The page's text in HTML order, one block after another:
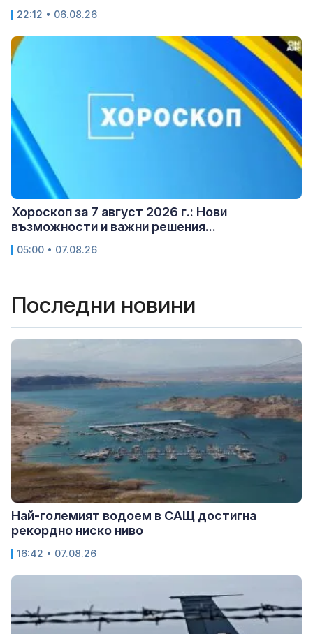
22:12 • 06.08.26
Хороскоп за 7 август 2026 г.: Нови
възможности и важни решения...
05:00 • 07.08.26
Последни новини
Най-големият водоем в САЩ достигна
рекордно ниско ниво
16:42 • 07.08.26